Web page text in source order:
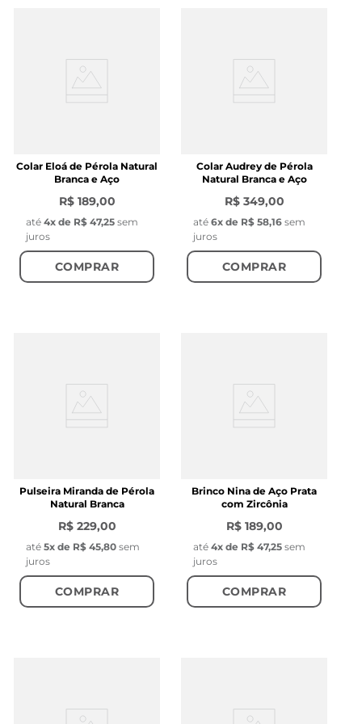
Colar Eloá de Pérola Natural
Branca e Aço
R$ 189,00
até 4x de R$ 47,25 sem
juros
COMPRAR
Colar Audrey de Pérola
Natural Branca e Aço
R$ 349,00
até 6x de R$ 58,16 sem
juros
COMPRAR
Pulseira Miranda de Pérola
Natural Branca
R$ 229,00
até 5x de R$ 45,80 sem
juros
COMPRAR
Brinco Nina de Aço Prata
com Zircônia
R$ 189,00
até 4x de R$ 47,25 sem
juros
COMPRAR